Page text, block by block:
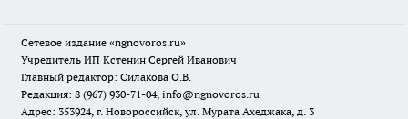
Сетевое издание «ngnovoros.ru»
Учредитель ИП Кстенин Сергей Иванович
Главный редактор: Силакова О.В.
Редакция: 8 (967) 930-71-04, info@ngnovoros.ru
Адрес: 353924, г. Новороссийск, ул. Мурата Ахеджака, д. 3